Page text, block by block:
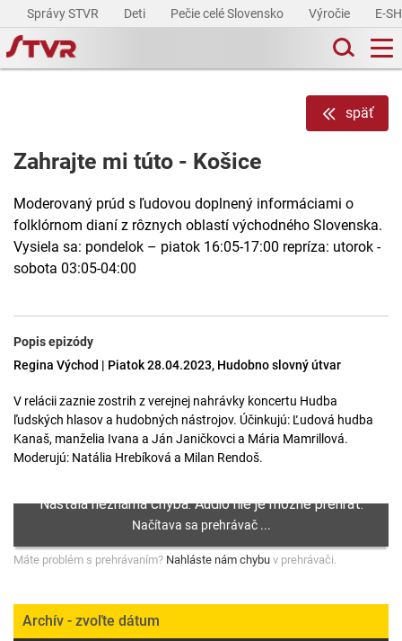
Správy STVR Deti Pečie celé Slovensko Výročie E-
späť
Zahrajte mi túto - Košice
Moderovaný prúd s ľudovou doplnený informáciami o
folklórnom dianí z rôznych oblastí východného Slovenska.
Vysiela sa: pondelok – piatok 16:05-17:00 repríza: utorok -
sobota 03:05-04:00
Popis epizódy
Regina Východ | Piatok 28.04.2023, Hudobno slovný útvar
V relácii zaznie zostrih z verejnej nahrávky koncertu Hudba
ľudských hlasov a hudobných nástrojov. Účinkujú: Ľudová hudba
Kanaš, manželia Ivana a Ján Janičkovci a Mária Mamrillová.
Moderujú: Natália Hrebíková a Milan Rendoš.
Máte problém s prehrávaním? Nahláste nám chybu v prehrávači.
Archív - zvoľte dátum